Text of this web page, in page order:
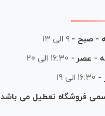
- صبح - ۹ الی ۱۳
- عصر - 16:30 الی 20
- 16:30 الی 19
فروشگاه تعطیل می باشد